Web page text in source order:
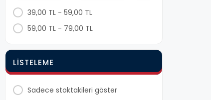
39,00 TL - 59,00 TL
59,00 TL - 79,00 TL
LISTELEME
Sadece stoktakileri göster